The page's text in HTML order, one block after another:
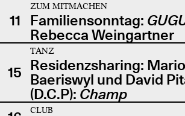
11
ZUM MITMACHEN
Familiensonntag:
Rebecca Weingartner
15
TANZ
Residenzsharing:
Baeriswyl und David
(D.C.P): Champ
CLUB